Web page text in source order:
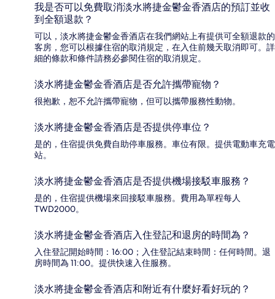
我是否可以免費取消淡水將捷金鬱金香酒店的預訂並收
到全額退款？
可以，淡水將捷金鬱金香酒店在我們網站上有提供可全額退款的
客房，您可以根據住宿的取消規定，在入住前幾天取消即可。詳
細的條款和條件請務必參閱住宿的取消規定。
淡水將捷金鬱金香酒店是否允許攜帶寵物？
很抱歉，恕不允許攜帶寵物，但可以攜帶服務性動物。
淡水將捷金鬱金香酒店是否提供停車位？
是的，住宿提供免費自助停車服務。車位有限。提供電動車充電
站。
淡水將捷金鬱金香酒店是否提供機場接駁車服務？
是的，住宿提供機場來回接駁車服務。費用為單程每人
TWD2000。
淡水將捷金鬱金香酒店入住登記和退房的時間為？
入住登記開始時間：16:00；入住登記結束時間：任何時間。退
房時間為 11:00。提供快速入住服務。
淡水將捷金鬱金香酒店和附近有什麼好看好玩的？